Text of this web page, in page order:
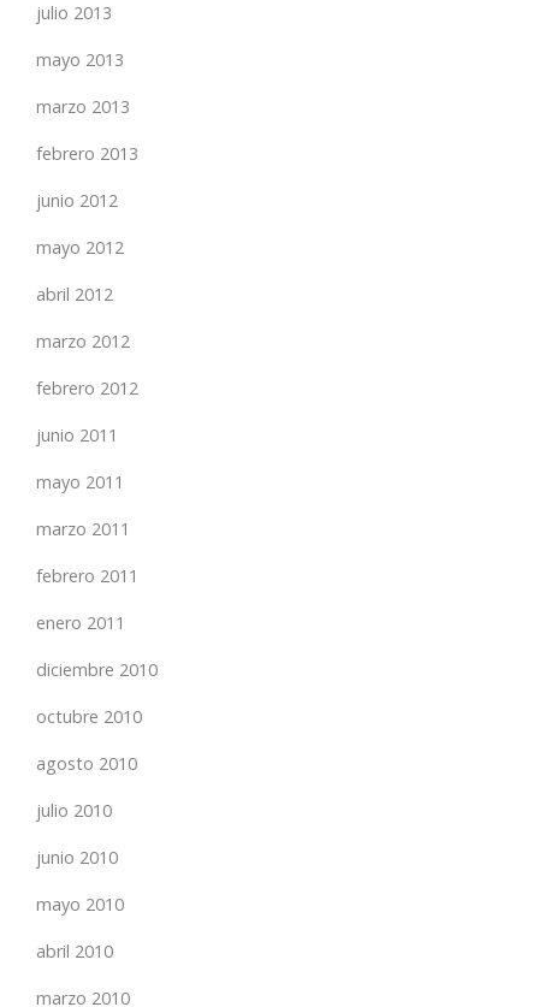
julio 2013
mayo 2013
marzo 2013
febrero 2013
junio 2012
mayo 2012
abril 2012
marzo 2012
febrero 2012
junio 2011
mayo 2011
marzo 2011
febrero 2011
enero 2011
diciembre 2010
octubre 2010
agosto 2010
julio 2010
junio 2010
mayo 2010
abril 2010
marzo 2010